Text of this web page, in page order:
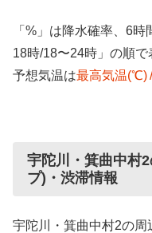
「%」は降水確率、6
18時/18〜24時」の順で
予想気温は最高気温(℃)
宇陀川・箕曲中村
プ)・渋滞情報
宇陀川・箕曲中村2の周